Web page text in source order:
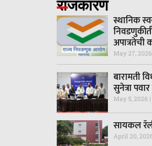
राजकारण
स्थानिक
अपात्रतेची
May 27, 2026
बारामती
सुनेत्रा
May 5, 2026
सायकल
April 20,